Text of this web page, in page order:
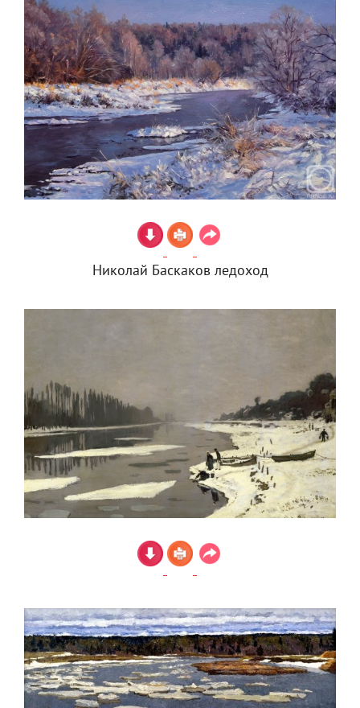
Николай Баскаков ледоход